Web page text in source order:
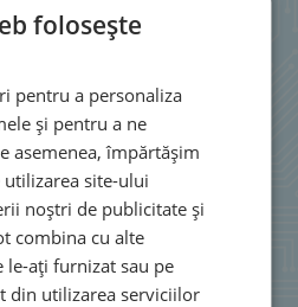
folosește
pentru a personaliza
și pentru a ne
asemenea, împărtășim
site-ului
noștri de publicitate și
combina cu alte
le-ați furnizat sau pe
din utilizarea serviciilor